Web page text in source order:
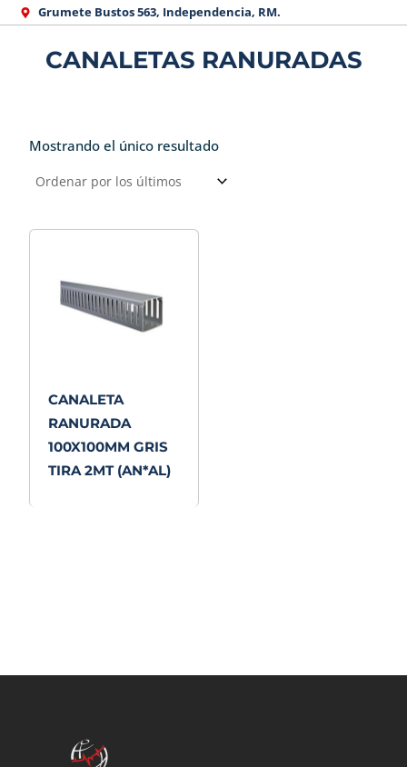
contenido
Grumete Bustos 563, Independencia, RM.
CANALETAS RANURADAS
Mostrando el único resultado
CANALETA
RANURADA
100X100MM GRIS
TIRA 2MT (AN*AL)